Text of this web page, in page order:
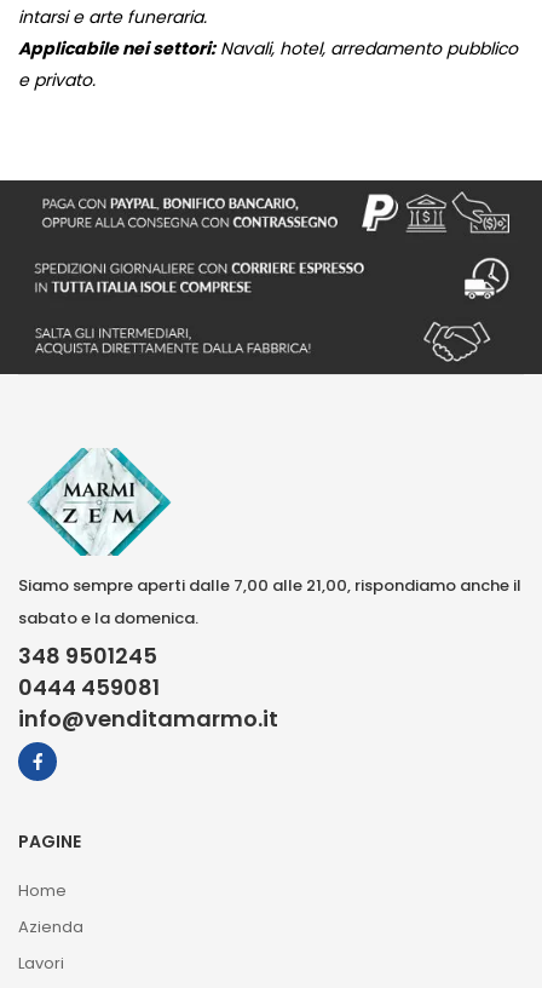
intarsi e arte funeraria.
Applicabile nei settori:Navali, hotel, arredamento pubblico
e privato.
Siamo sempre aperti dalle 7,00 alle 21,00, rispondiamo anche il
sabato e la domenica.
348 9501245
0444 459081
info@venditamarmo.it
PAGINE
Home
Azienda
Lavori